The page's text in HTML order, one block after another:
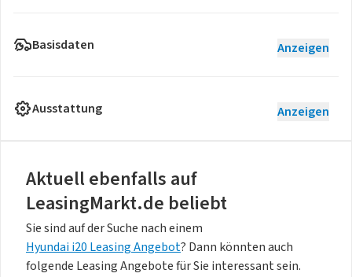
Basisdaten Anzeigen
Ausstattung Anzeigen
Aktuell ebenfalls auf
LeasingMarkt.de beliebt
Sie sind auf der Suche nach einem
Hyundai i20 Leasing Angebot? Dann könnten auch
folgende Leasing Angebote für Sie interessant sein.